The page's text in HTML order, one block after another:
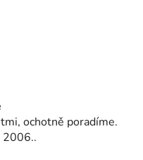
ochotně poradíme.
2006..